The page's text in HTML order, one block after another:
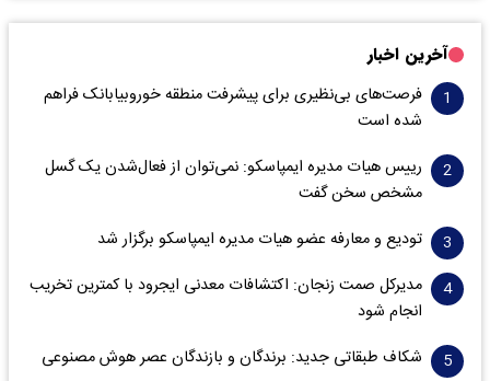
آخرین اخبار
فرصت‌های بی‌نظیری برای پیشرفت منطقه خوروبیابانک فراهم
شده است
رییس هیات مدیره ایمپاسکو: نمی‌توان از فعال‌شدن یک گسل
مشخص سخن گفت
تودیع و معارفه عضو هیات مدیره ایمپاسکو برگزار شد
مدیرکل صمت زنجان: اکتشافات معدنی ایجرود با کمترین تخریب
انجام شود
شکاف طبقاتی جدید: برندگان و بازندگان عصر هوش مصنوعی